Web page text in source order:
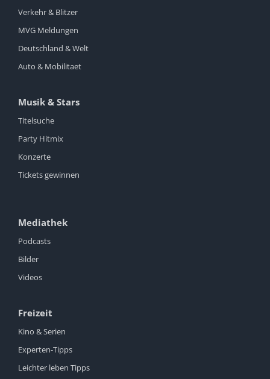
Verkehr & Blitzer
MVG Meldungen
Deutschland & Welt
Auto & Mobilitaet
Musik & Stars
Titelsuche
Party Hitmix
Konzerte
Tickets gewinnen
Mediathek
Podcasts
Bilder
Videos
Freizeit
Kino & Serien
Experten-Tipps
Leichter leben Tipps